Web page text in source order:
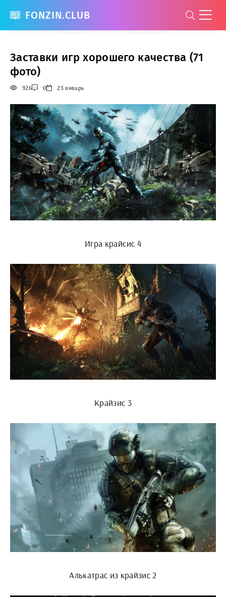
FONZIN.CLUB
Заставки игр хорошего качества (71
фото)
926 0 23 январь
Игра крайсис 4
Крайзис 3
Алькатрас из крайзис 2